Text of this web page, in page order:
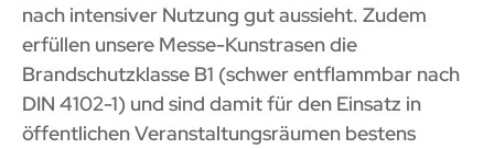
nach intensiver Nutzung gut aussieht. Zudem
erfüllen unsere Messe-Kunstrasen die
Brandschutzklasse B1 (schwer entflammbar nach
DIN 4102-1) und sind damit für den Einsatz in
öffentlichen Veranstaltungsräumen bestens